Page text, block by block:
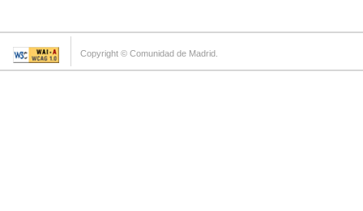
Copyright © Comunidad de Madrid.